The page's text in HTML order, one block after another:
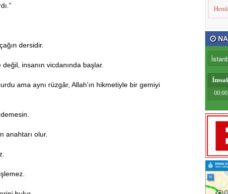
dersidir.
insanın vicdanında başlar.
ama aynı rüzgâr, Allah’ın hikmetiyle bir gemiyi
anahtarı olur.
00:00